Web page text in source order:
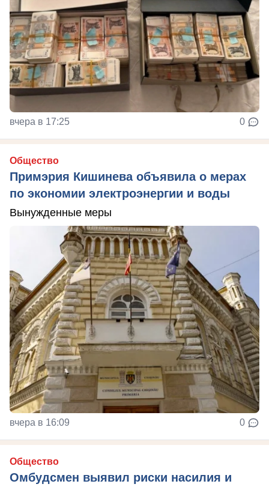
вчера в 17:25 0
Общество
Примэрия Кишинева объявила о мерах
по экономии электроэнергии и воды
Вынужденные меры
вчера в 16:09 0
Общество
Омбудсмен выявил риски насилия и